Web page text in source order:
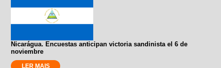
Nicarágua. Encuestas anticipan victoria sandinista el 6 de
noviembre
LER MAIS